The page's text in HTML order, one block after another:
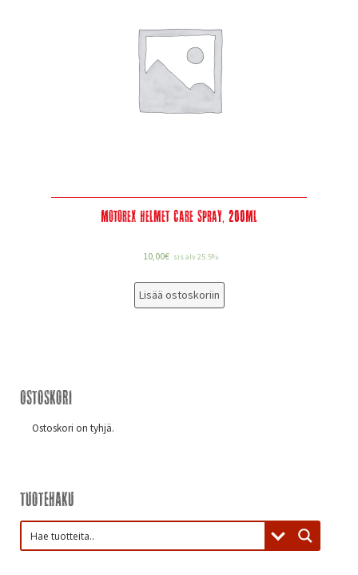
Motorex Helmet Care Spray, 200Ml
10,00€ sis alv 25.5%
Lisää ostoskoriin
Ostoskori
Ostoskori on tyhjä.
Tuotehaku